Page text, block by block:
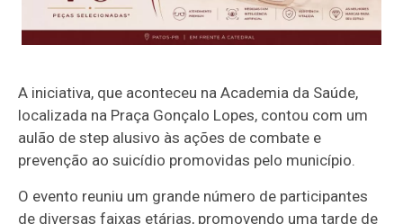
A iniciativa, que aconteceu na Academia da Saúde,
localizada na Praça Gonçalo Lopes, contou com um
aulão de step alusivo às ações de combate e
prevenção ao suicídio promovidas pelo município.
O evento reuniu um grande número de participantes
de diversas faixas etárias, promovendo uma tarde de